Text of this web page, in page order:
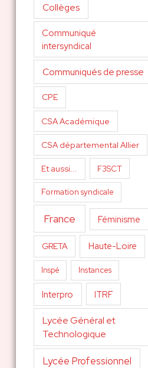
Collèges
Communiqué
intersyndical
Communiqués de presse
CPE
CSA Académique
CSA départemental Allier
Et aussi... F3SCT
Formation syndicale
France Féminisme
GRETA Haute-Loire
Inspé Instances
Interpro ITRF
Lycée Général et
Technologique
Lycée Professionnel